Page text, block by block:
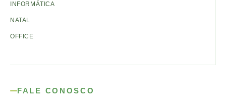
INFORMÁTICA
NATAL
OFFICE
FALE CONOSCO